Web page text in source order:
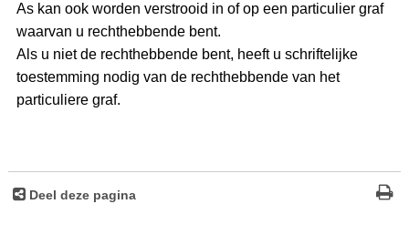
As kan ook worden verstrooid in of op een particulier graf
waarvan u rechthebbende bent.
Als u niet de rechthebbende bent, heeft u schriftelijke
toestemming nodig van de rechthebbende van het
particuliere graf.
Deel deze pagina